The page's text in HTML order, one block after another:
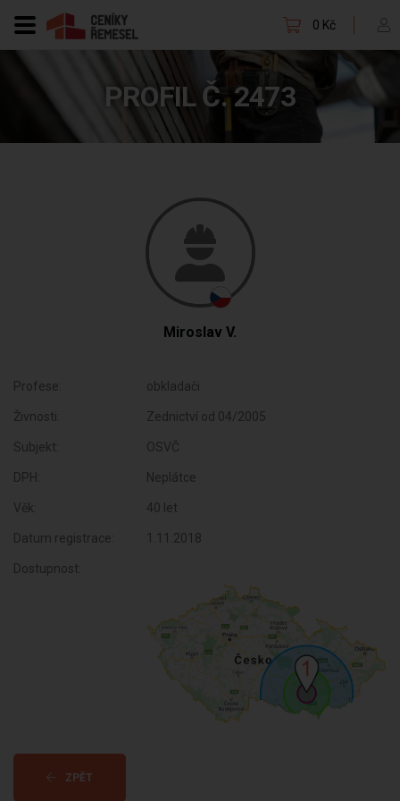
0 Kč
PROFIL Č. 2473
Miroslav V.
Profese: obkladači
Živnosti: Zednictví od 04/2005
Subjekt: OSVČ
DPH: Neplátce
Věk: 40 let
Datum registrace: 1.11.2018
Dostupnost:
ZPĚT